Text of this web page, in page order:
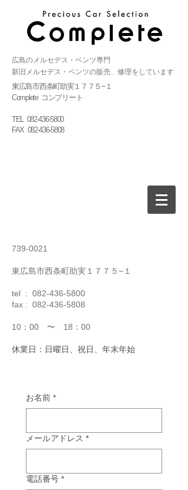
広島のメルセデス・ベンツ専門
新旧メルセデス・ベンツの販売、修理をしています
東広島市西条町助実１７７５−１
Complete コンプリート
TEL 082-436-5800
FAX 082-436-5808
739-0021
東広島市西条町助実１７７５−１
tel : 082-436-5800
fax : 082-436-5808
10：00 〜 18：00
休業日：日曜日、祝日、年末年始
お名前 *
メールアドレス *
電話番号 *